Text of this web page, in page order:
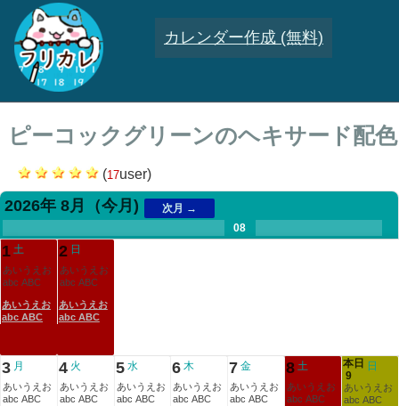
カレンダー作成 (無料)
ピーコックグリーンのヘキサード配色
(17user)
2026年 8月 （今月)
次月 →
08
1 土
あいうえお
abc ABC
あいうえお
abc ABC
2 日
あいうえお
abc ABC
あいうえお
abc ABC
3 月
あいうえお
abc ABC
4 火
あいうえお
abc ABC
5 水
あいうえお
abc ABC
6 木
あいうえお
abc ABC
7 金
あいうえお
abc ABC
8 土
あいうえお
abc ABC
本日
9
日
あいうえお
abc ABC